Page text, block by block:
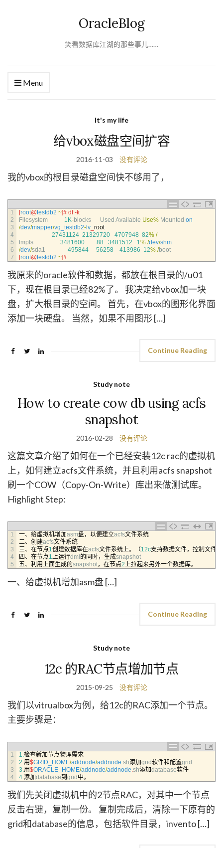
OracleBlog
笑看数据库江湖的那些事儿……
Menu
It's my life
给vbox磁盘空间扩容
2016-11-03 没有评论
我的vbox的根目录磁盘空间快不够用了，
1
2
3
4
5
6
7
[root@testdb2 ~]# df -k
Filesystem
1K-blocks Used Available Use% Mounted on
/dev/mapper/vg_testdb2- lv root
27431124 21329720 4707948 82% /
tmpfs
3481600 88 3481512 1% /dev/shm
/dev/sda1 495844 56258 413986 12% /boot
[root@testdb2 ~]#
我原来的oracle软件和数据，都放在根目录的/u01
下，现在根目录已经82%了。 我决定给vbox加一块
盘，扩大根目录的空间。 首先，在vbox的图形化界面
添加一块硬盘。 当然，如果不用图形 […]
Continue Reading
Study note
How to create cow db using acfs
snapshot
2016-02-28 没有评论
这篇文章介绍了如何在一个已经安装12c rac的虚拟机
上，如何建立acfs文件系统，并且利用acfs snapshot
刷一个COW（Copy-On-Write）库出来做测试库。
Highlight Step:
1
2
3
4
5
一、给虚拟机增加asm盘，以便建立acfs文件系统
二、创建acfs文件系统
三、在节点1创建数据库在acfs文件系统上。（12c支持数据文件，控制文件
四、在节点1上运行dml 的同时，生成snapshot
五、利用上面生成的snapshot，在节点2上拉起来另外一个数据库。
一、给虚拟机增加asm盘 […]
Continue Reading
Study note
12c 的RAC节点增加节点
2015-09-25 没有评论
我们以vitrualbox为例，给12c的RAC添加一个节点。
主要步骤是：
1
2
3
4
1.检查新加节点物理需求
2.用$GRID_HOME/addnode/addnode.sh添加grid软件和配置grid
3.用$ORACLE_HOME/addnode/addnode.sh添加database软件
4.添加database到 grid 中。
我们先关闭虚拟机中的2节点RAC，对其中一个节点
反击右键，复制一份。 复制完成后，清除一下原有的
grid和database的信息，包括软件目录，invento […]